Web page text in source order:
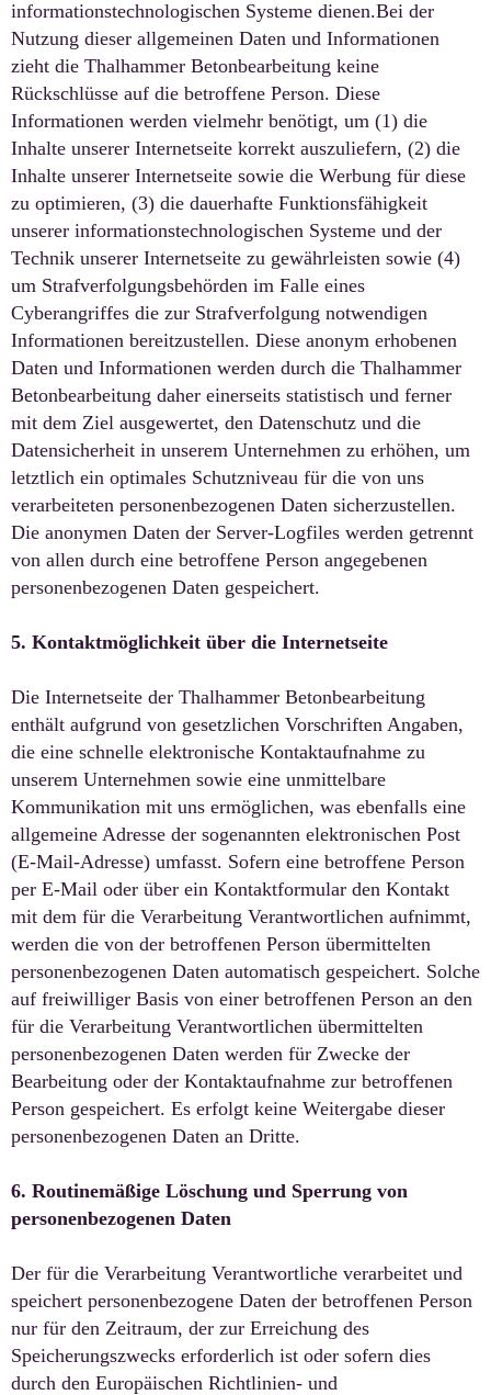
informationstechnologischen Systeme dienen.Bei der
Nutzung dieser allgemeinen Daten und Informationen
zieht die Thalhammer Betonbearbeitung keine
Rückschlüsse auf die betroffene Person. Diese
Informationen werden vielmehr benötigt, um (1) die
Inhalte unserer Internetseite korrekt auszuliefern, (2) die
Inhalte unserer Internetseite sowie die Werbung für diese
zu optimieren, (3) die dauerhafte Funktionsfähigkeit
unserer informationstechnologischen Systeme und der
Technik unserer Internetseite zu gewährleisten sowie (4)
um Strafverfolgungsbehörden im Falle eines
Cyberangriffes die zur Strafverfolgung notwendigen
Informationen bereitzustellen. Diese anonym erhobenen
Daten und Informationen werden durch die Thalhammer
Betonbearbeitung daher einerseits statistisch und ferner
mit dem Ziel ausgewertet, den Datenschutz und die
Datensicherheit in unserem Unternehmen zu erhöhen, um
letztlich ein optimales Schutzniveau für die von uns
verarbeiteten personenbezogenen Daten sicherzustellen.
Die anonymen Daten der Server-Logfiles werden getrennt
von allen durch eine betroffene Person angegebenen
personenbezogenen Daten gespeichert.
5. Kontaktmöglichkeit über die Internetseite
Die Internetseite der Thalhammer Betonbearbeitung
enthält aufgrund von gesetzlichen Vorschriften Angaben,
die eine schnelle elektronische Kontaktaufnahme zu
unserem Unternehmen sowie eine unmittelbare
Kommunikation mit uns ermöglichen, was ebenfalls eine
allgemeine Adresse der sogenannten elektronischen Post
(E-Mail-Adresse) umfasst. Sofern eine betroffene Person
per E-Mail oder über ein Kontaktformular den Kontakt
mit dem für die Verarbeitung Verantwortlichen aufnimmt,
werden die von der betroffenen Person übermittelten
personenbezogenen Daten automatisch gespeichert. Solche
auf freiwilliger Basis von einer betroffenen Person an den
für die Verarbeitung Verantwortlichen übermittelten
personenbezogenen Daten werden für Zwecke der
Bearbeitung oder der Kontaktaufnahme zur betroffenen
Person gespeichert. Es erfolgt keine Weitergabe dieser
personenbezogenen Daten an Dritte.
6. Routinemäßige Löschung und Sperrung von
personenbezogenen Daten
Der für die Verarbeitung Verantwortliche verarbeitet und
speichert personenbezogene Daten der betroffenen Person
nur für den Zeitraum, der zur Erreichung des
Speicherungszwecks erforderlich ist oder sofern dies
durch den Europäischen Richtlinien- und